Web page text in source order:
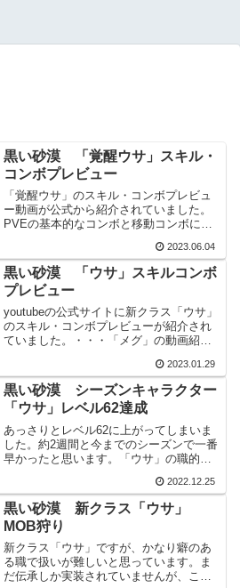
黒い砂漠 「覚醒ウサ」スキル・
コンボプレビュー
「覚醒ウサ」のスキル・コンボプレビュ
ー動画が公式から紹介されていました。
PVEの基本的なコンボと移動コンボにな
な？と分かる程度の動画です。職選びの
参考程度にはなると思います。「覚醒ウ
サ」スキル・コンボプレビ...
2023.06.04
黒い砂漠 「ウサ」スキルコンボ
プレビュー
youtubeの公式サイトに新クラス「ウサ」
のスキル・コンボプレビューが紹介され
ていました。・・・「メグ」の動画紹介
ています。少し前の動画なので、今見て
もあまり参考にはならないかもしれませ
ん。「ウサ」と「...
2023.01.29
黒い砂漠 シーズンキャラクター
「ウサ」レベル62達成
あっさりとレベル62に上がってしまいま
した。約2週間と今までのシーズンで一番
早かったと思います。「ウサ」の職的
ます。シーズンキャラクター「ウサ」レ
ベル62レベル61まではそれほど難しくあ
りませんでした。「...
2022.12.25
黒い砂漠 新クラス「ウサ」
MOB狩り
新クラス「ウサ」ですが、かなり癖のあ
る職で扱いが難しいと思っています。ま
だ伝承しか実装されていませんが、これ